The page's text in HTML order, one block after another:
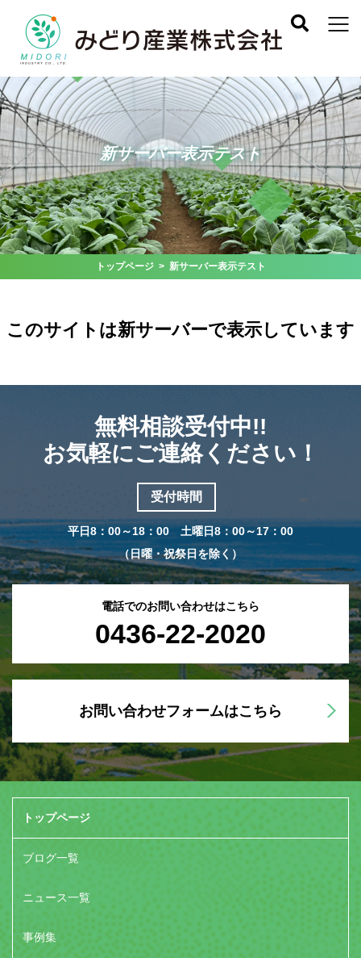
新サーバー表示テスト
トップページ> 新サーバー表示テスト
このサイトは新サーバーで表示しています
無料相談受付中!!
お気軽にご連絡ください！
受付時間
平日8：00～18：00 土曜日8：00～17：00
（日曜・祝祭日を除く）
電話でのお問い合わせはこちら
0436-22-2020
お問い合わせフォームはこちら
トップページ
ブログ一覧
ニュース一覧
事例集